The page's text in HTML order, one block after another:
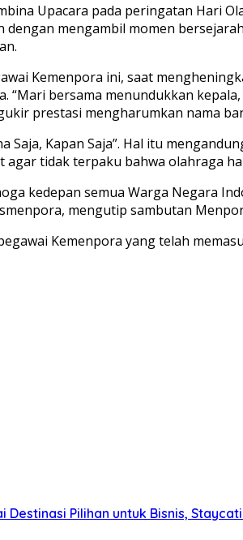
Upacara pada peringatan Hari
mengambil momen
Kemenpora ini, saat
“Mari bersama menundukkan
prestasi mengharumkan nama
Saja, Kapan Saja”. Hal itu
tidak terpaku bahwa olahraga
kedepan semua Warga Negara
mengutip sambutan
Kemenpora yang telah
Pilihan untuk Bisnis,